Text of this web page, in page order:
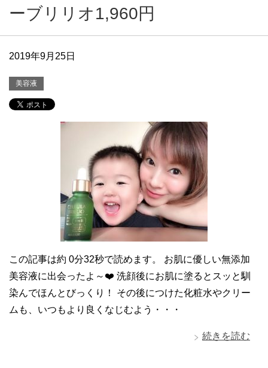
ーブリリオ1,960円
2019年9月25日
美容液
この記事は約 0分32秒で読めます。 お肌に優しい無添加
美容液に出会ったよ～❤️ 洗顔後にお肌に塗るとスッと馴
染んでほんとびっくり！ その後につけた化粧水やクリー
ムも、いつもより良くなじむよう・・・
続きを読む